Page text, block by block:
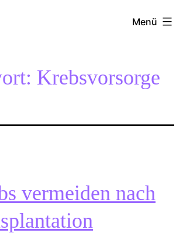
Menü
Krebsvorsorge
vermeiden nach